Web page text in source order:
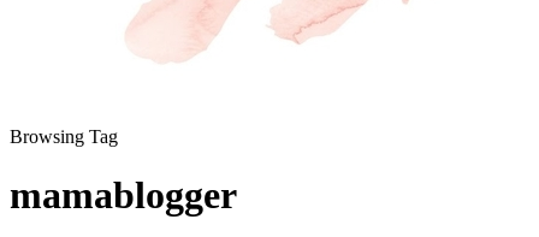
Browsing Tag
mamablogger